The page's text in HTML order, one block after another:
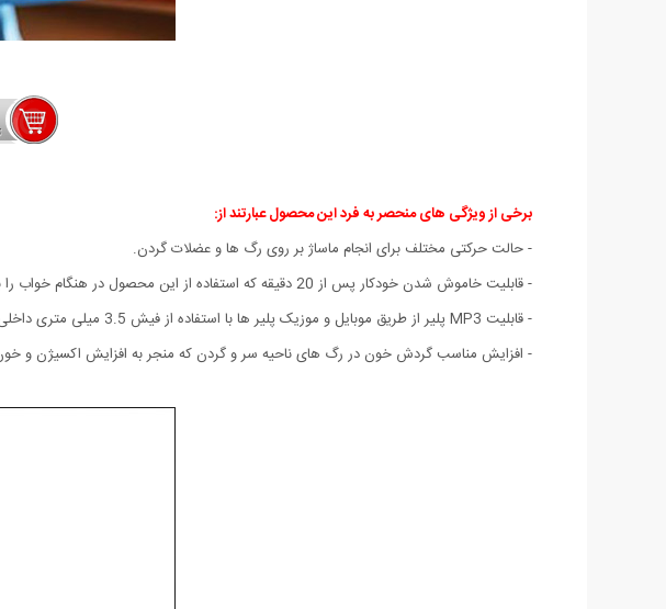
برخی از ویژگی های منحصر به فرد این محصول عبارتند از:
- حالت حرکتی مختلف برای انجام ماساژ بر روی رگ ها و عضلات گردن.
- قابلیت خاموش شدن خودکار پس از 20 دقیقه که استفاده از این محصول در هنگام خواب را بسیار آسان میکند.
- قابلیت MP3 پلیر از طریق موبایل و موزیک پلیر ها با استفاده از فیش 3.5 میلی متری داخلی
- افزایش مناسب گردش خون در رگ های ناحیه سر و گردن که منجر به افزایش اکسیژن و